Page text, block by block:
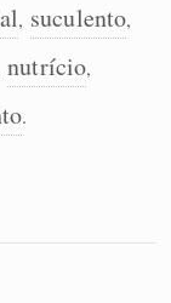
, suculento,
nutrício,
.